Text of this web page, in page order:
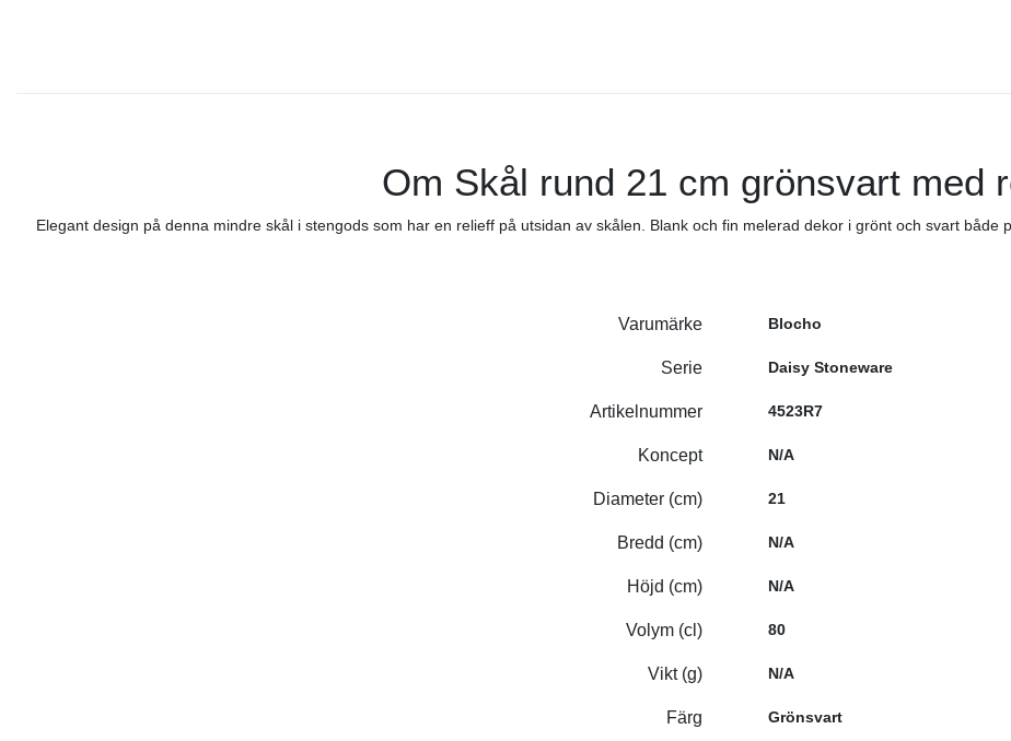
Om Skål rund 21 cm grönsvart med
Elegant design på denna mindre skål i stengods som har en relieff på utsidan av skålen. Blank och fin melerad dekor i grönt och svart
Varumärke Blocho
Serie Daisy Stoneware
Artikelnummer 4523R7
Koncept N/A
Diameter (cm) 21
Bredd (cm) N/A
Höjd (cm) N/A
Volym (cl) 80
Vikt (g) N/A
Färg Grönsvart